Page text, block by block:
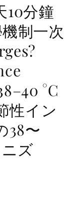
10分鐘
制一次
°C
性イン
38〜
ズ